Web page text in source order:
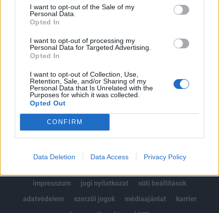
I want to opt-out of the Sale of my
Personal Data.
Opted In
I want to opt-out of processing my
Personal Data for Targeted Advertising.
Opted In
I want to opt-out of Collection, Use,
Retention, Sale, and/or Sharing of my
Personal Data that Is Unrelated with the
Purposes for which it was collected.
Opted Out
CONFIRM
Data Deletion Data Access Privacy Policy
Portfolio.hu teljes cikkarchívum
Kötéslisták: BÉT elmúlt 2 év napon belüli
MÁR ELŐFIZETŐNK VAGY?BEJELENTKEZÉS
impresszum
jogi nyilatkozat
süti beállítások
adatvédelem
szerzői jogok médiaajánlat
karrier